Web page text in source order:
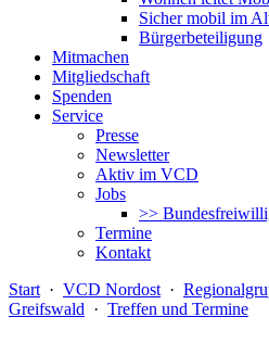
Sicher mobil im
Bürgerbeteiligung
Mitmachen
Mitgliedschaft
Spenden
Service
Presse
Newsletter
Aktiv im VCD
Jobs
>>
Termine
Kontakt
Start · VCD Nordost ·
Greifswald · Treffen und Termine